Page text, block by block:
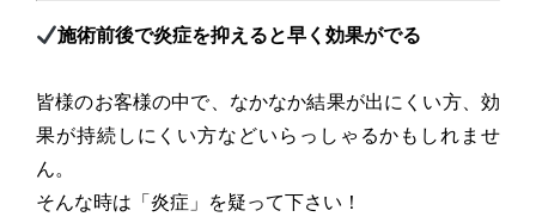
施術前後で炎症を抑えると早く効果がでる
皆様のお客様の中で、なかなか結果が出にくい方、効
果が持続しにくい方などいらっしゃるかもしれませ
ん。
そんな時は「炎症」を疑って下さい！